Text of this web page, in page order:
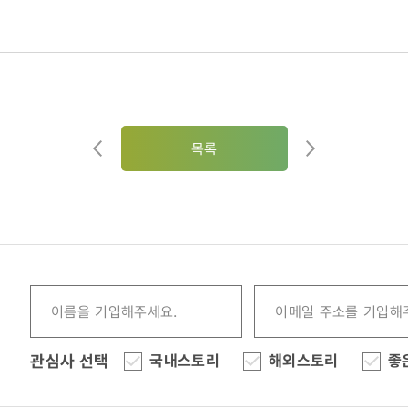
목록
관심사 선택 국내스토리 해외스토리 좋